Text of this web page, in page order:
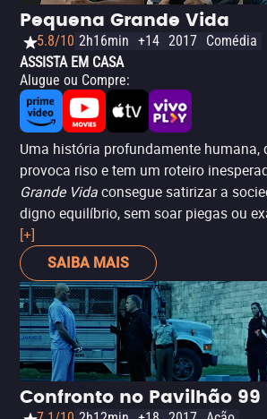
Pequena Grande Vida
5.8/10 2h16min +14 2017 Comédia
ASSISTA EM CASA
Alugue ou Compre:
Uma história profundamente humana,
provoca riso e tem um roteiro
Grande Vidaconsegue satirizar a
digno equilíbrio, sem soar piegas ou
humor. O elenco é de peso, composto
Kristen Wiig, Hong Chau, Christoph
Neil Patrick Harris e outros. O filme,
uma indicação ao Globo de Ouro à
Chau.
[+]
SAIBA MAIS
Confronto no Pavilhão 99